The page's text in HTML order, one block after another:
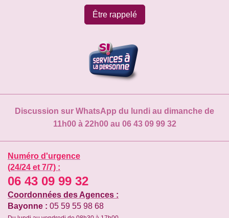
Être rappelé
Discussion sur WhatsApp du lundi au dimanche de
11h00 à 22h00 au 06 43 09 99 32
Numéro d'urgence
(24/24 et 7/7) :
06 43 09 99 32
Coordonnées des Agences :
Bayonne : 05 59 55 98 68